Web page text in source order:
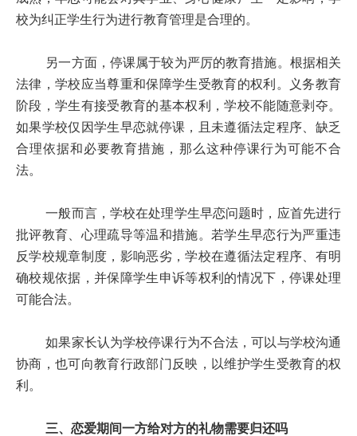
校为纠正学生行为进行教育管理是合理的。
另一方面，停课属于较为严厉的教育措施。根据相关
法律，学校应当尊重和保障学生受教育的权利。义务教育
阶段，学生有接受教育的基本权利，学校不能随意剥夺。
如果学校仅因学生早恋就停课，且未遵循法定程序、缺乏
合理依据和必要教育措施，那么这种停课行为可能不合
法。
一般而言，学校在处理学生早恋问题时，应首先进行
批评教育、心理疏导等温和措施。若学生早恋行为严重违
反学校规章制度，影响恶劣，学校在遵循法定程序、有明
确校规依据，并保障学生申诉等权利的情况下，停课处理
可能合法。
如果家长认为学校停课行为不合法，可以与学校沟通
协商，也可向教育行政部门反映，以维护学生受教育的权
利。
三、恋爱期间一方给对方的礼物需要归还吗